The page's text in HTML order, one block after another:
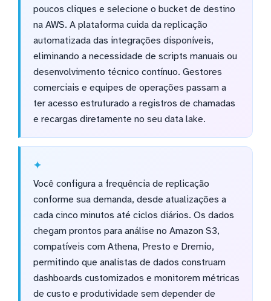
poucos cliques e selecione o bucket de destino
na AWS. A plataforma cuida da replicação
automatizada das integrações disponíveis,
eliminando a necessidade de scripts manuais ou
desenvolvimento técnico contínuo. Gestores
comerciais e equipes de operações passam a
ter acesso estruturado a registros de chamadas
e recargas diretamente no seu data lake.
Você configura a frequência de replicação
conforme sua demanda, desde atualizações a
cada cinco minutos até ciclos diários. Os dados
chegam prontos para análise no Amazon S3,
compatíveis com Athena, Presto e Dremio,
permitindo que analistas de dados construam
dashboards customizados e monitorem métricas
de custo e produtividade sem depender de